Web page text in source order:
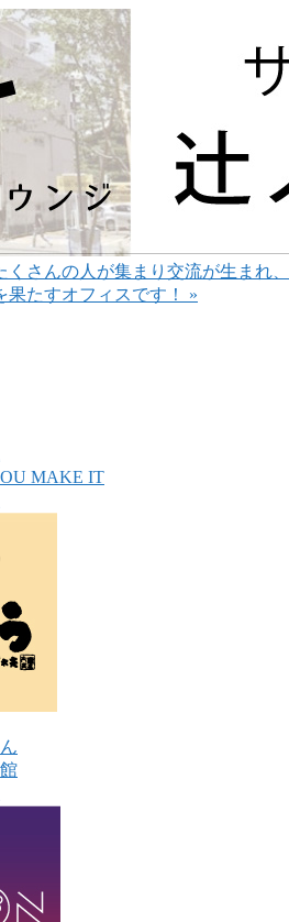
くさんの人が集まり交流が生まれ、
果たすオフィスです！ »